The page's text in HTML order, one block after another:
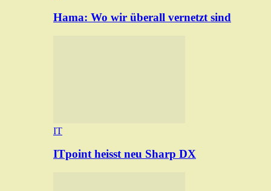
Hama: Wo wir überall vernetzt sind
IT
ITpoint heisst neu Sharp DX